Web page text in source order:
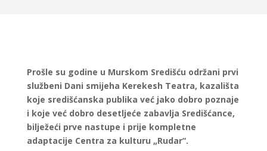
Prošle su godine u Murskom Središću održani prvi
službeni Dani smijeha Kerekesh Teatra, kazališta
koje središćanska publika već jako dobro poznaje
i koje već dobro desetljeće zabavlja Središćance,
bilježeći prve nastupe i prije kompletne
adaptacije Centra za kulturu „Rudar“.